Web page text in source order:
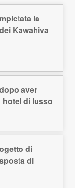
la
Kawahiva
aver
di lusso
di
di